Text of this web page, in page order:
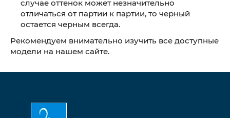
случае оттенок может незначительно
отличаться от партии к партии, то черный
остается черным всегда.
Рекомендуем внимательно изучить все доступные
модели на нашем сайте.